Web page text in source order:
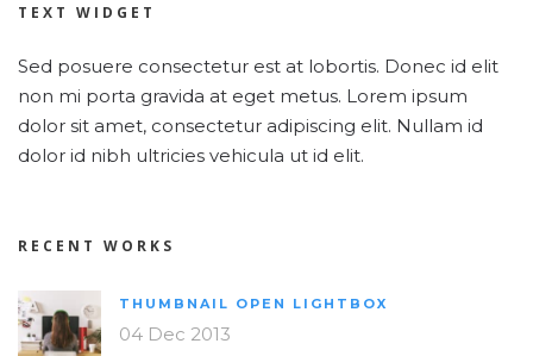
TEXT WIDGET
Sed posuere consectetur est at lobortis. Donec id elit
non mi porta gravida at eget metus. Lorem ipsum
dolor sit amet, consectetur adipiscing elit. Nullam id
dolor id nibh ultricies vehicula ut id elit.
RECENT WORKS
THUMBNAIL OPEN LIGHTBOX
04 Dec 2013